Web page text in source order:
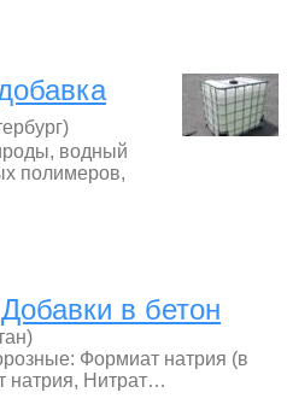
водный
полимеров,
в бетон
Формиат натрия (в
натрия, Нитрат…